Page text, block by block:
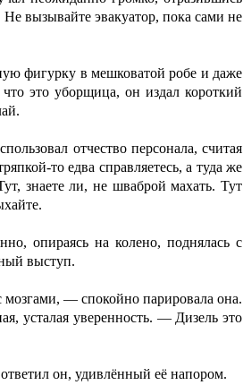
вызывайте эвакуатор, пока сами не
фигурку в мешковатой робе и даже
это уборщица, он издал короткий
отчество персонала, считая
то едва справляетесь, а туда же
знаете ли, не шваброй махать. Тут
опираясь на колено, поднялась с
выступ.
— спокойно парировала она.
усталая уверенность. — Дизель это
он, удивлённый её напором.